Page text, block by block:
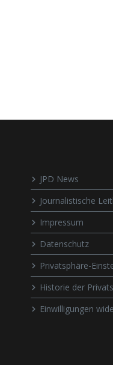
JPD News
Journalistische
Impressum
Datenschutz
Privatsphäre-
Historie der
Einwilligungen